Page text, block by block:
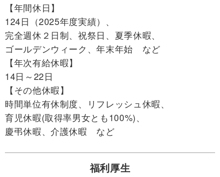
【年間休日】
124日（2025年度実績）、
完全週休２日制、祝祭日、夏季休暇、
ゴールデンウィーク、年末年始 など
【年次有給休暇】
14日～22日
【その他休暇】
時間単位有休制度、リフレッシュ休暇、
育児休暇(取得率男女とも100%)、
慶弔休暇、介護休暇 など
福利厚生